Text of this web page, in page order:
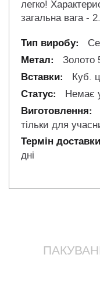
легко!
загальна вага -
Золото
Куб.
Немає
тільки для
дні